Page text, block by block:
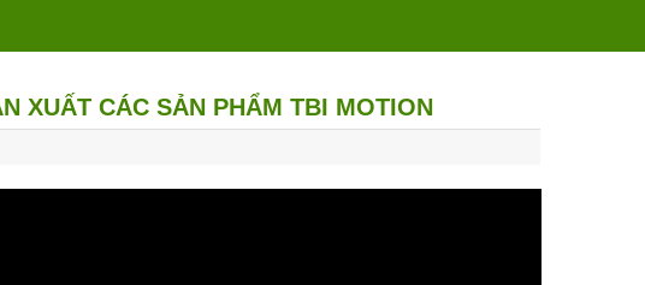
XUẤT CÁC SẢN PHẨM TBI MOTION